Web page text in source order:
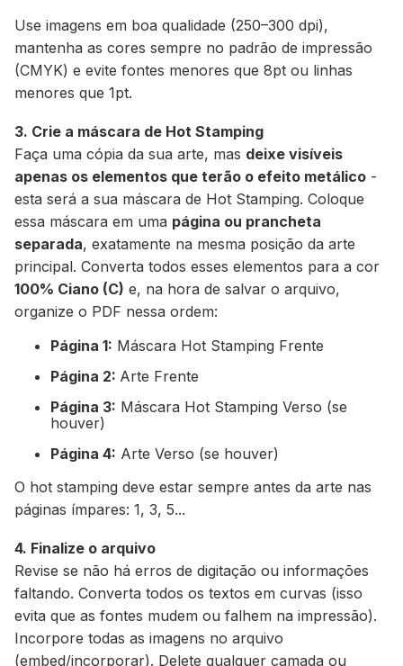
Use imagens em boa qualidade (250–300 dpi),
mantenha as cores sempre no padrão de impressão
(CMYK) e evite fontes menores que 8pt ou linhas
menores que 1pt.
3. Crie a máscara de Hot Stamping
Faça uma cópia da sua arte, mas deixe visíveis
apenas os elementos que terão o efeito metálico -
esta será a sua máscara de Hot Stamping. Coloque
essa máscara em uma página ou prancheta
separada, exatamente na mesma posição da arte
principal. Converta todos esses elementos para a cor
100% Ciano (C) e, na hora de salvar o arquivo,
organize o PDF nessa ordem:
Página 1: Máscara Hot Stamping Frente
Página 2: Arte Frente
Página 3: Máscara Hot Stamping Verso (se
houver)
Página 4: Arte Verso (se houver)
O hot stamping deve estar sempre antes da arte nas
páginas ímpares: 1, 3, 5...
4. Finalize o arquivo
Revise se não há erros de digitação ou informações
faltando. Converta todos os textos em curvas (isso
evita que as fontes mudem ou falhem na impressão).
Incorpore todas as imagens no arquivo
(embed/incorporar). Delete qualquer camada ou